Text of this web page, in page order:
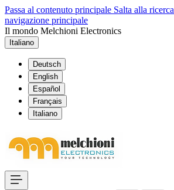
Passa al contenuto principale Salta alla ricerca
navigazione principale
Il mondo Melchioni Electronics
Italiano
Deutsch
English
Español
Français
Italiano